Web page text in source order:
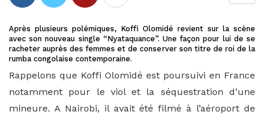
Après plusieurs polémiques, Koffi Olomidé revient sur la scène
avec son nouveau single “Nyataquance”. Une façon pour lui de se
racheter auprès des femmes et de conserver son titre de roi de la
rumba congolaise contemporaine.
Rappelons que Koffi Olomidé est poursuivi en France
notamment pour le viol et la séquestration d’une
mineure. A Nairobi, il avait été filmé à l’aéroport de